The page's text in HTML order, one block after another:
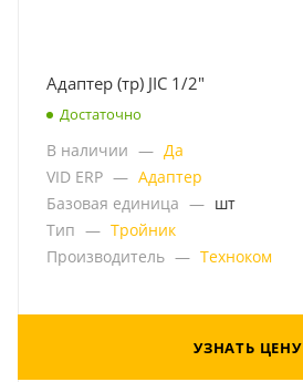
Адаптер (тр) JIC 1/2"
Достаточно
В наличии — Да
VID ERP — Адаптер
Базовая единица — шт
Тип — Тройник
Производитель — Техноком
УЗНАТЬ ЦЕНУ